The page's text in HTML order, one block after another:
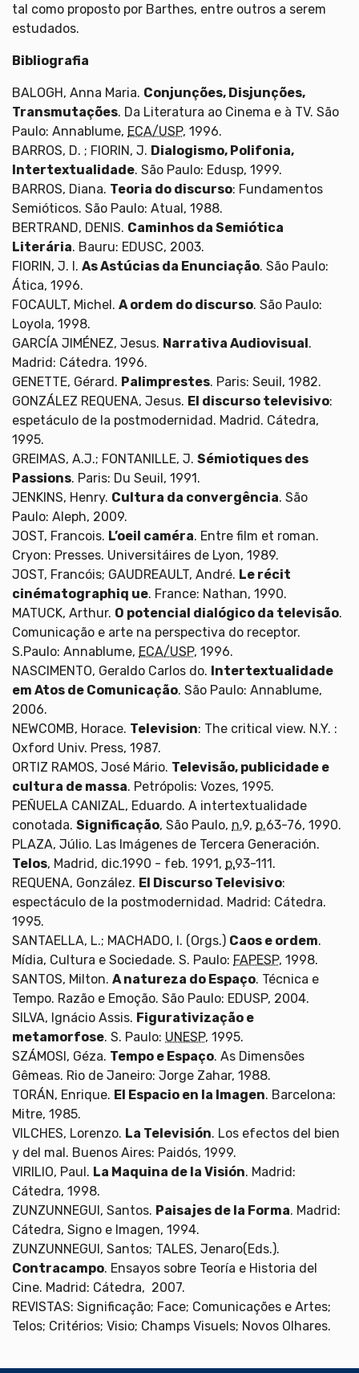
tal como proposto por Barthes, entre outros a serem
estudados.
Bibliografia
BALOGH, Anna Maria. Conjunções, Disjunções,
Transmutações. Da Literatura ao Cinema e à TV. São
Paulo: Annablume, ECA/USP, 1996.
BARROS, D. ; FIORIN, J. Dialogismo, Polifonia,
Intertextualidade. São Paulo: Edusp, 1999.
BARROS, Diana. Teoria do discurso: Fundamentos
Semióticos. São Paulo: Atual, 1988.
BERTRAND, DENIS. Caminhos da Semiótica
Literária. Bauru: EDUSC, 2003.
FIORIN, J. l. As Astúcias da Enunciação. São Paulo:
Ática, 1996.
FOCAULT, Michel. A ordem do discurso. São Paulo:
Loyola, 1998.
GARCÍA JIMÉNEZ, Jesus. Narrativa Audiovisual.
Madrid: Cátedra. 1996.
GENETTE, Gérard. Palimprestes. Paris: Seuil, 1982.
GONZÁLEZ REQUENA, Jesus. El discurso televisivo:
espetáculo de la postmodernidad. Madrid. Cátedra,
1995.
GREIMAS, A.J.; FONTANILLE, J. Sémiotiques des
Passions. Paris: Du Seuil, 1991.
JENKINS, Henry. Cultura da convergência. São
Paulo: Aleph, 2009.
JOST, Francois. L’oeil caméra. Entre film et roman.
Cryon: Presses. Universitáires de Lyon, 1989.
JOST, Francóis; GAUDREAULT, André. Le récit
cinématographiq ue. France: Nathan, 1990.
MATUCK, Arthur. O potencial dialógico da televisão.
Comunicação e arte na perspectiva do receptor.
S.Paulo: Annablume, ECA/USP, 1996.
NASCIMENTO, Geraldo Carlos do. Intertextualidade
em Atos de Comunicação. São Paulo: Annablume,
2006.
NEWCOMB, Horace. Television: The critical view. N.Y. :
Oxford Univ. Press, 1987.
ORTIZ RAMOS, José Mário. Televisão, publicidade e
cultura de massa. Petrópolis: Vozes, 1995.
PEÑUELA CANIZAL, Eduardo. A intertextualidade
conotada. Significação, São Paulo, n.9, p.63-76, 1990.
PLAZA, Júlio. Las Imágenes de Tercera Generación.
Telos, Madrid, dic.1990 - feb. 1991, p.93-111.
REQUENA, González. El Discurso Televisivo:
espectáculo de la postmodernidad. Madrid: Cátedra.
1995.
SANTAELLA, L.; MACHADO, I. (Orgs.) Caos e ordem.
Mídia, Cultura e Sociedade. S. Paulo: FAPESP, 1998.
SANTOS, Milton. A natureza do Espaço. Técnica e
Tempo. Razão e Emoção. São Paulo: EDUSP, 2004.
SILVA, Ignácio Assis. Figurativização e
metamorfose. S. Paulo: UNESP, 1995.
SZÁMOSI, Géza. Tempo e Espaço. As Dimensões
Gêmeas. Rio de Janeiro: Jorge Zahar, 1988.
TORÁN, Enrique. El Espacio en la Imagen. Barcelona:
Mitre, 1985.
VILCHES, Lorenzo. La Televisión. Los efectos del bien
y del mal. Buenos Aires: Paidós, 1999.
VIRILIO, Paul. La Maquina de la Visión. Madrid:
Cátedra, 1998.
ZUNZUNNEGUI, Santos. Paisajes de la Forma. Madrid:
Cátedra, Signo e Imagen, 1994.
ZUNZUNNEGUI, Santos; TALES, Jenaro(Eds.).
Contracampo. Ensayos sobre Teoría e Historia del
Cine. Madrid: Cátedra, 2007.
REVISTAS: Significação; Face; Comunicações e Artes;
Telos; Critérios; Visio; Champs Visuels; Novos Olhares.